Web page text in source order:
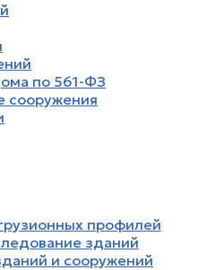
по 561-ФЗ
сооружения
профилей
зданий
и сооружений